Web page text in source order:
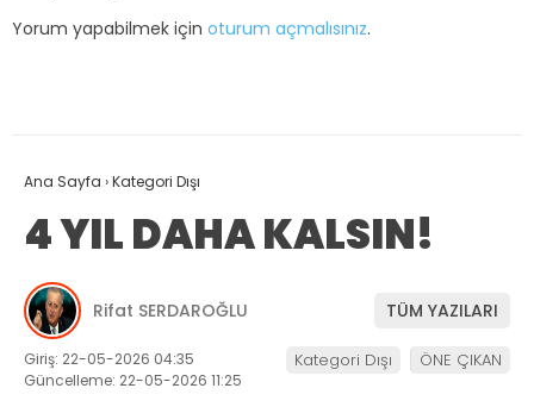
Yorum yapabilmek için oturum açmalısınız.
Ana Sayfa ›Kategori Dışı
4 YIL DAHA KALSIN!
Rifat SERDAROĞLU TÜM YAZILARI
Giriş: 22-05-2026 04:35
Güncelleme: 22-05-2026 11:25
Kategori Dışı ÖNE ÇIKAN